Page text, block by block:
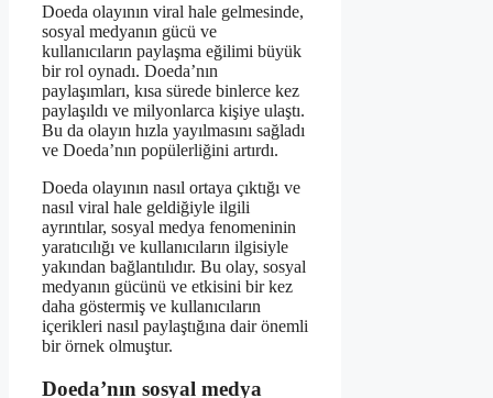
Doeda olayının viral hale gelmesinde,
sosyal medyanın gücü ve
kullanıcıların paylaşma eğilimi büyük
bir rol oynadı. Doeda’nın
paylaşımları, kısa sürede binlerce kez
paylaşıldı ve milyonlarca kişiye ulaştı.
Bu da olayın hızla yayılmasını sağladı
ve Doeda’nın popülerliğini artırdı.
Doeda olayının nasıl ortaya çıktığı ve
nasıl viral hale geldiğiyle ilgili
ayrıntılar, sosyal medya fenomeninin
yaratıcılığı ve kullanıcıların ilgisiyle
yakından bağlantılıdır. Bu olay, sosyal
medyanın gücünü ve etkisini bir kez
daha göstermiş ve kullanıcıların
içerikleri nasıl paylaştığına dair önemli
bir örnek olmuştur.
Doeda’nın sosyal medya